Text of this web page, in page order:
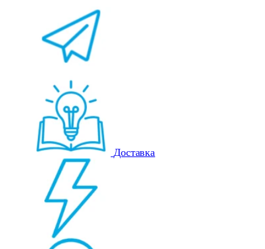
Доставка